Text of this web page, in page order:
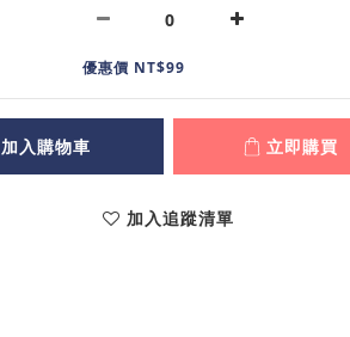
優惠價 NT$99
加入購物車 立即購買
加入追蹤清單